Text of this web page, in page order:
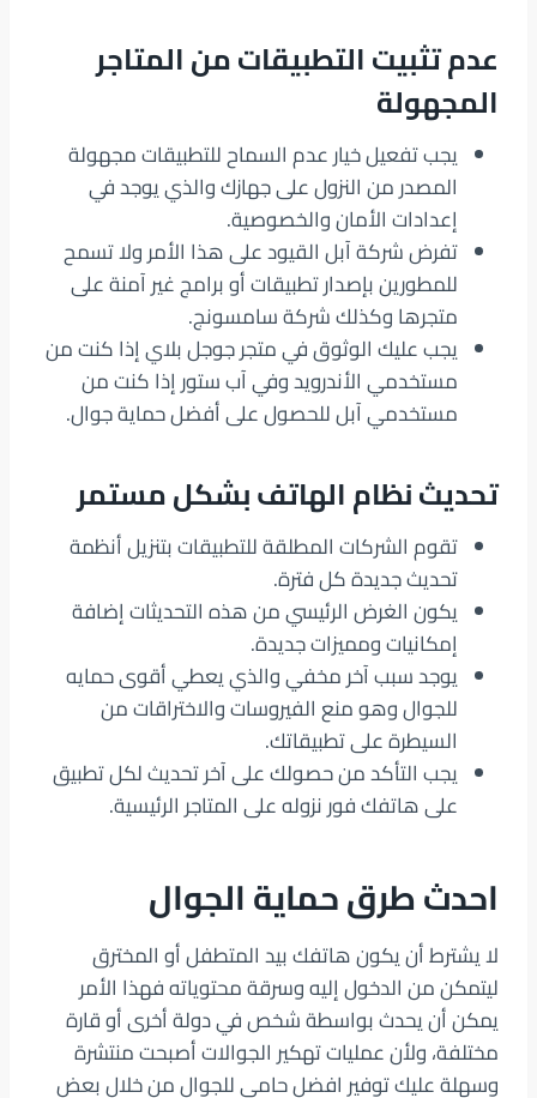
عدم تثبيت التطبيقات من المتاجر
المجهولة
يجب تفعيل خيار عدم السماح للتطبيقات مجهولة
المصدر من النزول على جهازك والذي يوجد في
إعدادات الأمان والخصوصية.
تفرض شركة آبل القيود على هذا الأمر ولا تسمح
للمطورين بإصدار تطبيقات أو برامج غير آمنة على
متجرها وكذلك شركة سامسونج.
يجب عليك الوثوق في متجر جوجل بلاي إذا كنت من
مستخدمي الأندرويد وفي آب ستور إذا كنت من
مستخدمي آبل للحصول على أفضل حماية جوال.
تحديث نظام الهاتف بشكل مستمر
تقوم الشركات المطلقة للتطبيقات بتنزيل أنظمة
تحديث جديدة كل فترة.
يكون الغرض الرئيسي من هذه التحديثات إضافة
إمكانيات ومميزات جديدة.
يوجد سبب آخر مخفي والذي يعطي أقوى حمايه
للجوال وهو منع الفيروسات والاختراقات من
السيطرة على تطبيقاتك.
يجب التأكد من حصولك على آخر تحديث لكل تطبيق
على هاتفك فور نزوله على المتاجر الرئيسية.
احدث طرق حماية الجوال
لا يشترط أن يكون هاتفك بيد المتطفل أو المخترق
ليتمكن من الدخول إليه وسرقة محتوياته فهذا الأمر
يمكن أن يحدث بواسطة شخص في دولة أخرى أو قارة
مختلفة، ولأن عمليات تهكير الجوالات أصبحت منتشرة
وسهلة عليك توفير افضل حامي للجوال من خلال بعض